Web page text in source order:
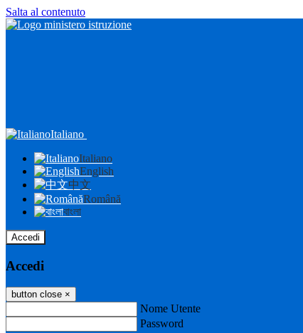
Salta al contenuto
Italiano
Italiano
English
中文
Română
বাংলা
Accedi
Accedi
button close ×
Nome Utente
Password